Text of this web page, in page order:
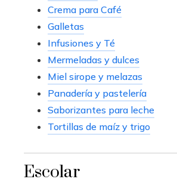
Crema para Café
Galletas
Infusiones y Té
Mermeladas y dulces
Miel sirope y melazas
Panadería y pastelería
Saborizantes para leche
Tortillas de maíz y trigo
Escolar